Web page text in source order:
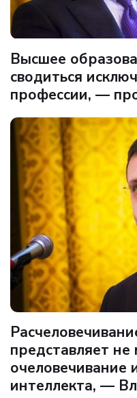
Высшее
сводиться
профессии, —
представляет
очеловечивание
интеллекта, —